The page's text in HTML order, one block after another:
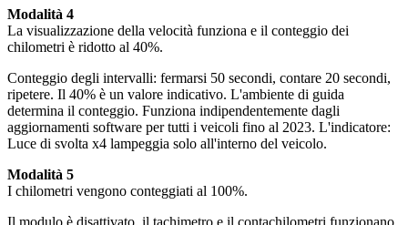
Modalità 4
La visualizzazione della velocità funziona e il conteggio dei
chilometri è ridotto al 40%.
Conteggio degli intervalli: fermarsi 50 secondi, contare 20 secondi,
ripetere. Il 40% è un valore indicativo. L'ambiente di guida
determina il conteggio. Funziona indipendentemente dagli
aggiornamenti software per tutti i veicoli fino al 2023. L'indicatore:
Luce di svolta x4 lampeggia solo all'interno del veicolo.
Modalità 5
I chilometri vengono conteggiati al 100%.
Il modulo è disattivato, il tachimetro e il contachilometri funzionano